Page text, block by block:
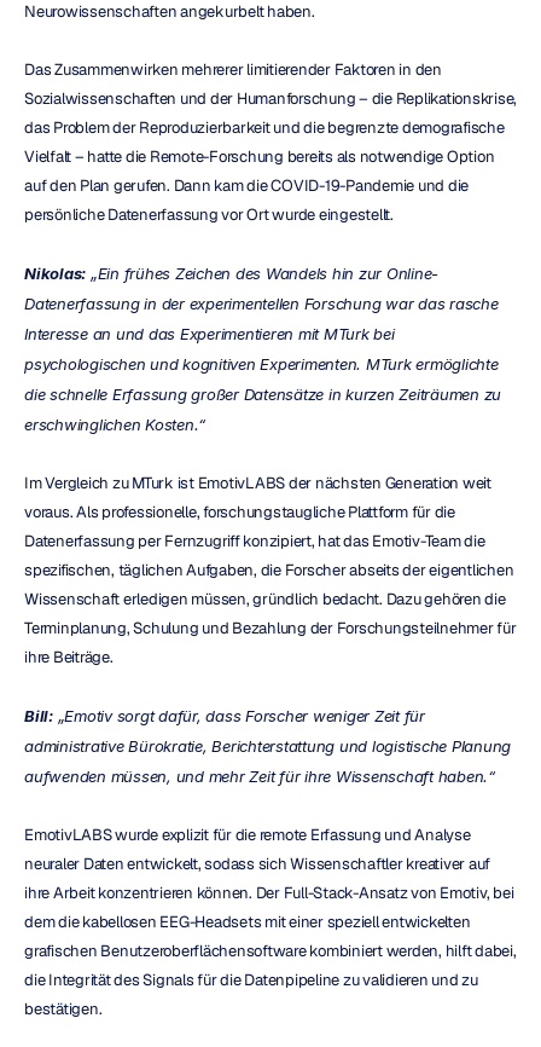
Neurowissenschaften angekurbelt haben.
Das Zusammenwirken mehrerer limitierender Faktoren in den
Sozialwissenschaften und der Humanforschung – die Replikationskrise,
das Problem der Reproduzierbarkeit und die begrenzte demografische
Vielfalt – hatte die Remote-Forschung bereits als notwendige Option
auf den Plan gerufen. Dann kam die COVID-19-Pandemie und die
persönliche Datenerfassung vor Ort wurde eingestellt.
Nikolas: „Ein frühes Zeichen des Wandels hin zur Online-
Datenerfassung in der experimentellen Forschung war das rasche
Interesse an und das Experimentieren mit MTurk bei
psychologischen und kognitiven Experimenten. MTurk ermöglichte
die schnelle Erfassung großer Datensätze in kurzen Zeiträumen zu
erschwinglichen Kosten.“
Im Vergleich zu MTurk ist EmotivLABS der nächsten Generation weit
voraus. Als professionelle, forschungstaugliche Plattform für die
Datenerfassung per Fernzugriff konzipiert, hat das Emotiv-Team die
spezifischen, täglichen Aufgaben, die Forscher abseits der eigentlichen
Wissenschaft erledigen müssen, gründlich bedacht. Dazu gehören die
Terminplanung, Schulung und Bezahlung der Forschungsteilnehmer für
ihre Beiträge.
Bill: „Emotiv sorgt dafür, dass Forscher weniger Zeit für
administrative Bürokratie, Berichterstattung und logistische Planung
aufwenden müssen, und mehr Zeit für ihre Wissenschaft haben.“
EmotivLABS wurde explizit für die remote Erfassung und Analyse
neuraler Daten entwickelt, sodass sich Wissenschaftler kreativer auf
ihre Arbeit konzentrieren können. Der Full-Stack-Ansatz von Emotiv, bei
dem die kabellosen EEG-Headsets mit einer speziell entwickelten
grafischen Benutzeroberflächensoftware kombiniert werden, hilft dabei,
die Integrität des Signals für die Datenpipeline zu validieren und zu
bestätigen.